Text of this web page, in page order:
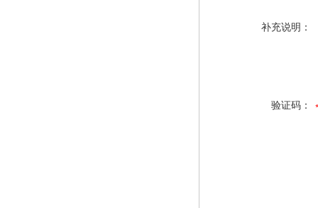
补充说明：
验证码：